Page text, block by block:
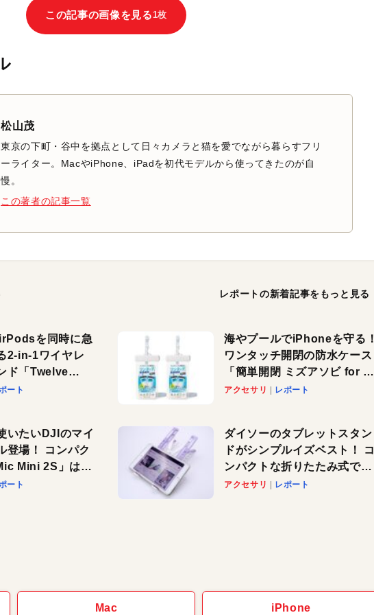
この記事の画像を見る1枚
松山茂
東京の下町・谷中を拠点として日々カメラと猫を愛でながら暮らすフリ
ーライター。MacやiPhone、iPadを初代モデルから使ってきたのが自
慢。
この著者の記事一覧
レポートの新着記事をもっと見る
を同時に急
2-in-1ワイヤレ
ド「Twelve
2 Deluxe」が
ート
海やプールでiPhoneを守る！
ワンタッチ開閉の防水ケース
「簡単開閉 ミズアソビ for ス
マホ」で夏のレジャーを満喫
アクセサリ レポート
いたいDJIのマイ
登場！ コンパク
Mini 2S」はAI
搭載。屋外でも
ート
ダイソーのタブレットスタン
ドがシンプルイズベスト！ コ
ンパクトな折りたたみ式でノ
ートパソコンにも対応。カラ
アクセサリ レポート
Mac iPhone